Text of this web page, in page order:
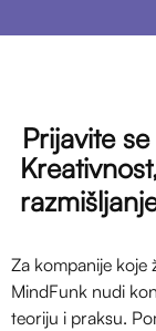
Prijavite
Za kompanije koje
MindFunk nudi
teoriju i praksu.